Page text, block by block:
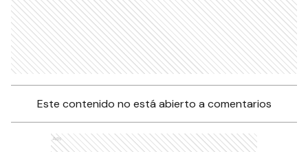
Este contenido no está abierto a comentarios
Ads